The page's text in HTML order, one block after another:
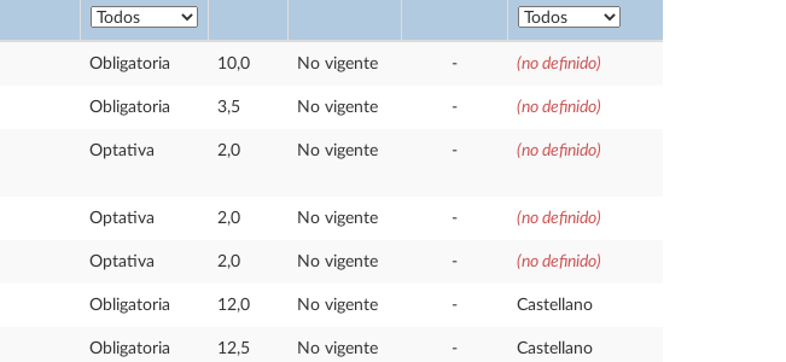
Obligatoria 10,0 No vigente - (no definido)
Obligatoria 3,5 No vigente - (no definido)
Optativa 2,0 No vigente - (no definido)
Optativa 2,0 No vigente - (no definido)
Optativa 2,0 No vigente - (no definido)
Obligatoria 12,0 No vigente - Castellano
Obligatoria 12,5 No vigente - Castellano